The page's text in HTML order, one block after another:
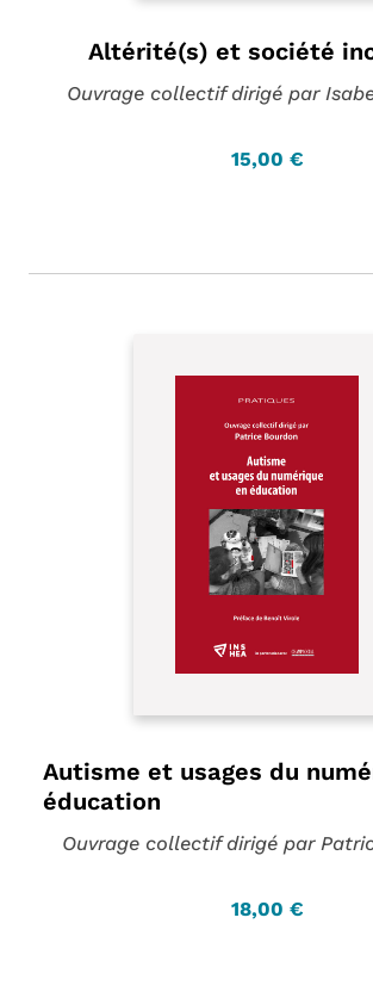
Altérité(s) et société
Ouvrage collectif dirigé par
15,00 €
Autisme et usages du
éducation
Ouvrage collectif dirigé par
18,00 €